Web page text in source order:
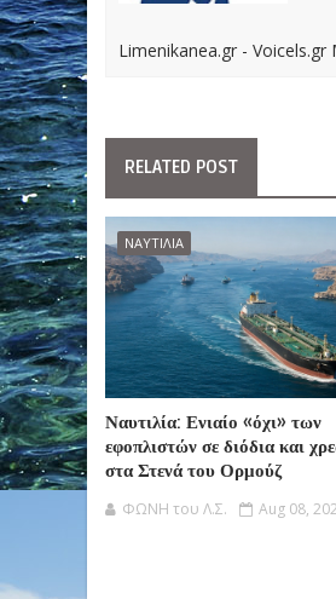
Limenikanea.gr - Voicels.gr
RELATED POST
ΝΑΥΤΙΛΙΑ
Ναυτιλία: Ενιαίο «όχι» των
εφοπλιστών σε διόδια και
στα Στενά του Ορμούζ
ΦΩΝΗ του Λ.Σ. Aug 08,